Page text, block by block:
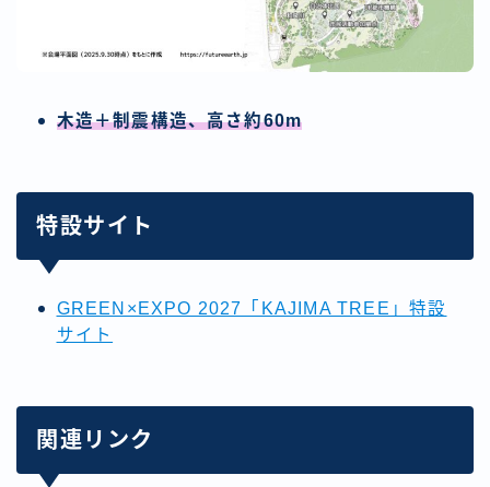
木造＋制震構造、高さ約60m
特設サイト
GREEN×EXPO 2027「KAJIMA TREE」特設
サイト
関連リンク